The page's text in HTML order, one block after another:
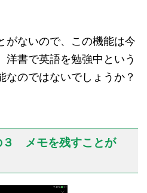
がないので、この機能は今
洋書で英語を勉強中という
なのではないでしょうか？
３ メモを残すことが